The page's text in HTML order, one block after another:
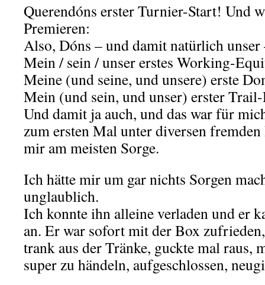
Querendóns erster Turnier-Start! Und
Premieren:
Also, Dóns – und damit natürlich unser
Mein / sein / unser erstes Working-
Meine (und seine, und unsere) erste
Mein (und sein, und unser) erster
Und damit ja auch, und das war für
zum ersten Mal unter diversen fremden
mir am meisten Sorge.
Ich hätte mir um gar nichts Sorgen
unglaublich.
Ich konnte ihn alleine verladen und er
an. Er war sofort mit der Box
trank aus der Tränke, guckte mal raus,
super zu händeln, aufgeschlossen,